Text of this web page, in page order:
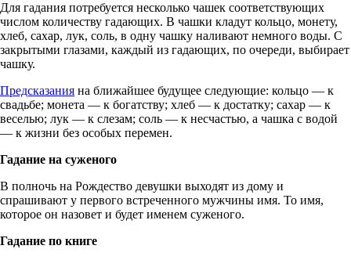
Для гадания потребуется несколько чашек соответствующих
числом количеству гадающих. В чашки кладут кольцо, монету,
хлеб, сахар, лук, соль, в одну чашку наливают немного воды. С
закрытыми глазами, каждый из гадающих, по очереди, выбирает
чашку.
Предсказания на ближайшее будущее следующие: кольцо — к
свадьбе; монета — к богатству; хлеб — к достатку; сахар — к
веселью; лук — к слезам; соль — к несчастью, а чашка с водой
— к жизни без особых перемен.
Гадание на суженого
В полночь на Рождество девушки выходят из дому и
спрашивают у первого встреченного мужчины имя. То имя,
которое он назовет и будет именем суженого.
Гадание по книге